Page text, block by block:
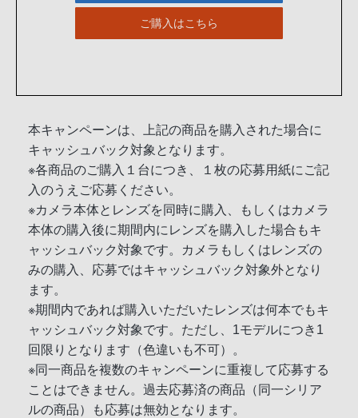
ご購入はこちら
本キャンペーンは、上記の商品を購入された場合に
キャッシュバック対象となります。
※各商品のご購入１台につき、１枚の応募用紙にご記
入のうえご応募ください。
※カメラ本体とレンズを同時に購入、もしくはカメラ
本体の購入後に期間内にレンズを購入した場合もキ
ャッシュバック対象です。カメラもしくはレンズの
みの購入、応募ではキャッシュバック対象外となり
ます。
※期間内であれば購入いただいたレンズは何本でもキ
ャッシュバック対象です。ただし、1モデルにつき1
回限りとなります（色違いも不可）。
※同一商品を複数のキャンペーンに重複して応募する
ことはできません。過去応募済の商品（同一シリア
ルの商品）も応募は無効となります。